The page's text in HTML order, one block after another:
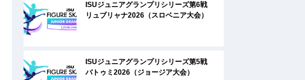
ISUジュニアグランプリシリーズ第6戦
リュブリャナ2026（スロベニア大会）
ISUジュニアグランプリシリーズ第5戦
バトゥミ2026（ジョージア大会）